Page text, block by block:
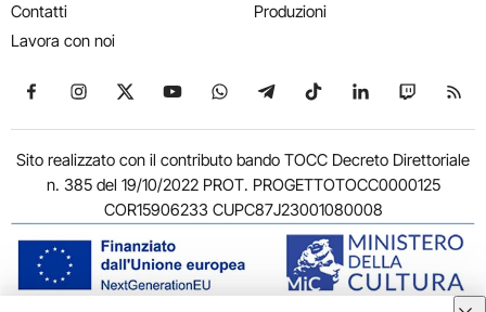
Contatti
Lavora con noi
Produzioni
Seguici su Facebook
Seguici su Instagram
Seguici su X
Seguici su YouTube
Seguici su WhatsApp
Seguici su Telegram
Seguici su TikTok
Seguici su
Seguici
Sito realizzato con il contributo bando TOCC Decreto Direttoriale
n. 385 del 19/10/2022 PROT. PROGETTOTOCC0000125
COR15906233 CUPC87J23001080008